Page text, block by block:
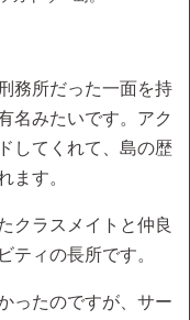
務所だった一面を持
名みたいです。アク
してくれて、島の歴
ます。
クラスメイトと仲良
ティの長所です。
ったのですが、サー